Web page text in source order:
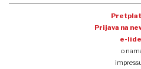
Prijava na
e-
o